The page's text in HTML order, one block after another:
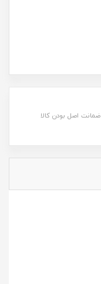
ضمانت اصل بودن کالا